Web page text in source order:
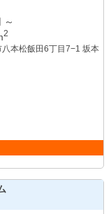
～
2
八本松飯田6丁目7−1 坂本